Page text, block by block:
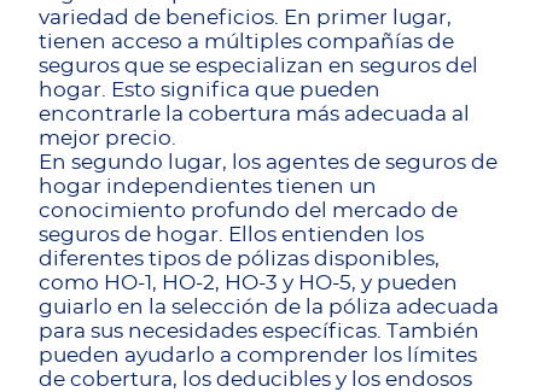
variedad de beneficios. En primer lugar,
tienen acceso a múltiples compañías de
seguros que se especializan en seguros del
hogar. Esto significa que pueden
encontrarle la cobertura más adecuada al
mejor precio.
En segundo lugar, los agentes de seguros de
hogar independientes tienen un
conocimiento profundo del mercado de
seguros de hogar. Ellos entienden los
diferentes tipos de pólizas disponibles,
como HO-1, HO-2, HO-3 y HO-5, y pueden
guiarlo en la selección de la póliza adecuada
para sus necesidades específicas. También
pueden ayudarlo a comprender los límites
de cobertura, los deducibles y los endosos